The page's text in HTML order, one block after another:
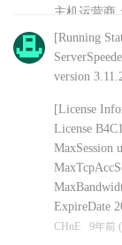
主机运营商
安装的其他
CHnE 9年前
[Running
version
[License
License
MaxSession
ExpireDate
CHnE 9年前